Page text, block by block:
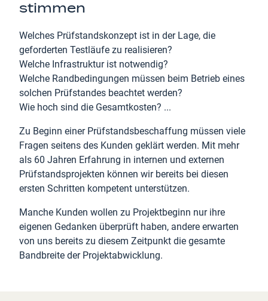
stimmen
Welches Prüfstandskonzept ist in der Lage, die
geforderten Testläufe zu realisieren?
Welche Infrastruktur ist notwendig?
Welche Randbedingungen müssen beim Betrieb eines
solchen Prüfstandes beachtet werden?
Wie hoch sind die Gesamtkosten? ...
Zu Beginn einer Prüfstandsbeschaffung müssen viele
Fragen seitens des Kunden geklärt werden. Mit mehr
als 60 Jahren Erfahrung in internen und externen
Prüfstandsprojekten können wir bereits bei diesen
ersten Schritten kompetent unterstützen.
Manche Kunden wollen zu Projektbeginn nur ihre
eigenen Gedanken überprüft haben, andere erwarten
von uns bereits zu diesem Zeitpunkt die gesamte
Bandbreite der Projektabwicklung.